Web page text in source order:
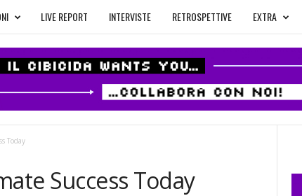
LIVE REPORT INTERVISTE RETROSPETTIVE EXTRA
Today
Success Today